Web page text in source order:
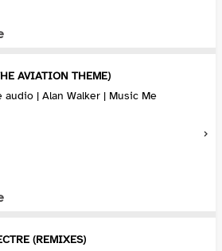
AVIATION THEME)
audio | Alan Walker | Music Me
(REMIXES)